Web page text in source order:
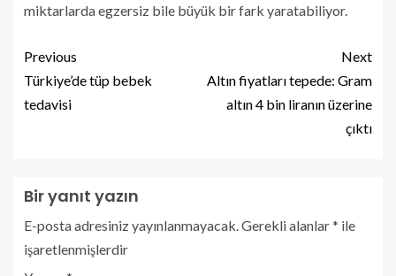
miktarlarda egzersiz bile büyük bir fark yaratabiliyor.
Previous
Türkiye’de tüp bebek
tedavisi
Next
Altın fiyatları tepede: Gram
altın 4 bin liranın üzerine
çıktı
Bir yanıt yazın
E-posta adresiniz yayınlanmayacak. Gerekli alanlar* ile
işaretlenmişlerdir